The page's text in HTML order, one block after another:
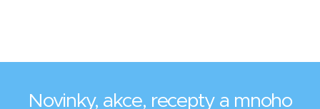
Novinky, akce, recepty a mnoho